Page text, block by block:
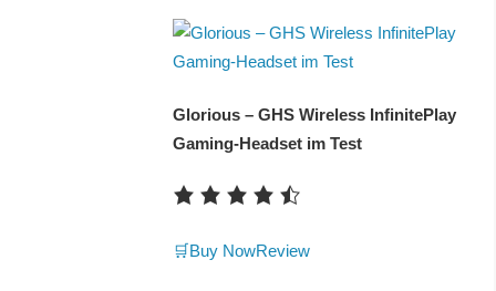
Glorious – GHS Wireless InfinitePlay
Gaming-Headset im Test
🛒Buy NowReview